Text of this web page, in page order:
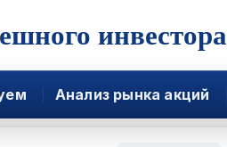
инвестора
Анализ рынка акций